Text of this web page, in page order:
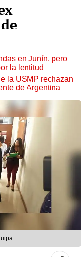
en Junín, pero
la lentitud
la USMP rechazan
de Argentina